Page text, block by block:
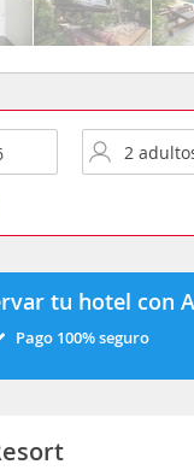
tu hotel con
Pago 100% seguro